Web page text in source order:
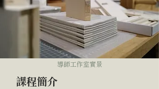
​導師工作室實景
課程簡介